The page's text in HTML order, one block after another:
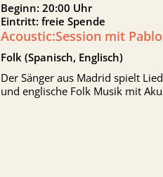
Beginn: 20:00 Uhr
Eintritt: freie Spende
Acoustic:Session mit
Folk (Spanisch, Englisch)
Der Sänger aus Madrid spielt
und englische Folk Musik mit